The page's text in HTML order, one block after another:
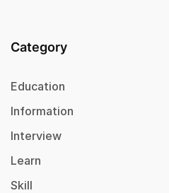
Category
Education
Information
Interview
Learn
Skill